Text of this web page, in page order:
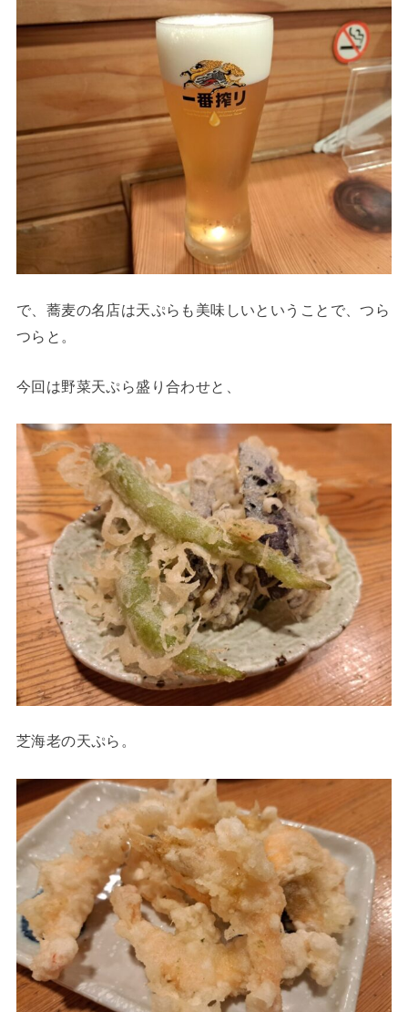
で、蕎麦の名店は天ぷらも美味しいということで、つら
つらと。
今回は野菜天ぷら盛り合わせと、
芝海老の天ぷら。